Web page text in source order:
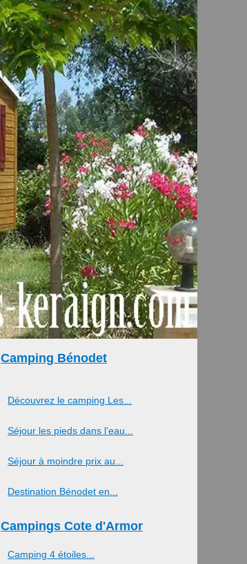
Camping Bénodet
Découvrez le camping Les...
Séjour les pieds dans l'eau...
Séjour à moindre prix au...
Destination Bénodet en...
Campings Cote d'Armor
Camping 4 étoiles...